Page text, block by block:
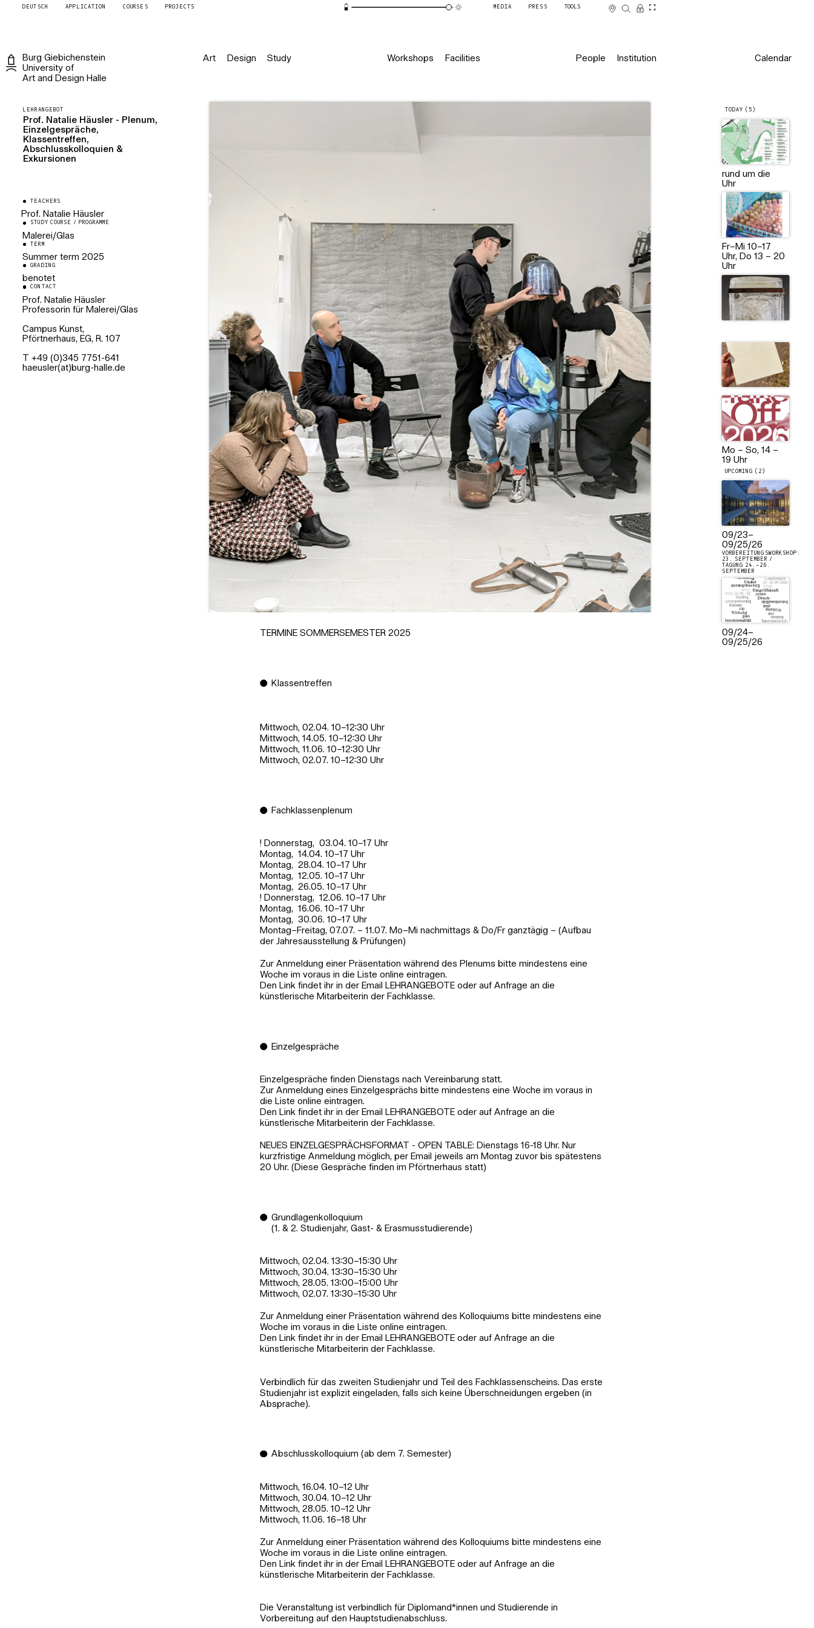
DEUTSCH APPLICATION COURSES PROJECTS MEDIA PRESS TOOLS
Burg Giebichenstein
University of
Art and Design Halle
Art Design Study Workshops Facilities People Institution Calendar
TERMINE SOMMERSEMESTER 2025
Klassentreffen
Mittwoch, 02.04. 10–12:30 Uhr
Mittwoch, 14.05. 10–12:30 Uhr
Mittwoch, 11.06. 10–12:30 Uhr
Mittwoch, 02.07. 10–12:30 Uhr
Fachklassenplenum
! Donnerstag, 03.04. 10–17 Uhr
Montag, 14.04. 10–17 Uhr
Montag, 28.04. 10–17 Uhr
Montag, 12.05. 10–17 Uhr
Montag, 26.05. 10–17 Uhr
! Donnerstag, 12.06. 10–17 Uhr
Montag, 16.06. 10–17 Uhr
Montag, 30.06. 10–17 Uhr
Montag–Freitag, 07.07. – 11.07. Mo–Mi nachmittags & Do/Fr ganztägig – (Aufbau
der Jahresausstellung & Prüfungen)
Zur Anmeldung einer Präsentation während des Plenums bitte mindestens eine
Woche im voraus in die Liste online eintragen.
Den Link findet ihr in der Email LEHRANGEBOTE oder auf Anfrage an die
künstlerische Mitarbeiterin der Fachklasse.
Einzelgespräche
Einzelgespräche finden Dienstags nach Vereinbarung statt.
Zur Anmeldung eines Einzelgesprächs bitte mindestens eine Woche im voraus in
die Liste online eintragen.
Den Link findet ihr in der Email LEHRANGEBOTE oder auf Anfrage an die
künstlerische Mitarbeiterin der Fachklasse.
NEUES EINZELGESPRÄCHSFORMAT - OPEN TABLE: Dienstags 16-18 Uhr. Nur
kurzfristige Anmeldung möglich, per Email jeweils am Montag zuvor bis spätestens
20 Uhr. (Diese Gespräche finden im Pförtnerhaus statt)
Grundlagenkolloquium
(1. & 2. Studienjahr, Gast- & Erasmusstudierende)
Mittwoch, 02.04. 13:30–15:30 Uhr
Mittwoch, 30.04. 13:30–15:30 Uhr
Mittwoch, 28.05. 13:00–15:00 Uhr
Mittwoch, 02.07. 13:30–15:30 Uhr
Zur Anmeldung einer Präsentation während des Kolloquiums bitte mindestens eine
Woche im voraus in die Liste online eintragen.
Den Link findet ihr in der Email LEHRANGEBOTE oder auf Anfrage an die
künstlerische Mitarbeiterin der Fachklasse.
Verbindlich für das zweiten Studienjahr und Teil des Fachklassenscheins. Das erste
Studienjahr ist explizit eingeladen, falls sich keine Überschneidungen ergeben (in
Absprache).
Abschlusskolloquium (ab dem 7. Semester)
Mittwoch, 16.04. 10–12 Uhr
Mittwoch, 30.04. 10–12 Uhr
Mittwoch, 28.05. 10–12 Uhr
Mittwoch, 11.06. 16–18 Uhr
Zur Anmeldung einer Präsentation während des Kolloquiums bitte mindestens eine
Woche im voraus in die Liste online eintragen.
Den Link findet ihr in der Email LEHRANGEBOTE oder auf Anfrage an die
künstlerische Mitarbeiterin der Fachklasse.
Die Veranstaltung ist verbindlich für Diplomand*innen und Studierende in
Vorbereitung auf den Hauptstudienabschluss.
TODAY (5)
rund um die
Uhr
Fr–Mi 10–17
Uhr, Do 13 – 20
Uhr
Mo – So, 14 –
19 Uhr
UPCOMING (2)
09/23–
09/25/26
VORBEREITUNGSWORKSHOP:
23. SEPTEMBER /
TAGUNG 24.–26.
SEPTEMBER
09/24–
09/25/26
LEHRANGEBOT
Prof. Natalie Häusler - Plenum,
Einzelgespräche,
Klassentreffen,
Abschlusskolloquien &
Exkursionen
TEACHERS
Prof. Natalie Häusler
Professorin für Malerei/Glas
STUDY COURSE / PROGRAMME
Malerei/Glas
TERM
Summer term 2025
GRADING
benotet
CONTACT
Prof. Natalie Häusler
Professorin für Malerei/Glas
Campus Kunst,
Pförtnerhaus, EG, R. 107
T +49 (0)345 7751-641
haeusler(at)burg-halle.de